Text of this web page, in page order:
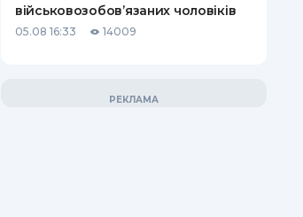
військовозобов’язаних чоловіків
05.08 16:33 14009